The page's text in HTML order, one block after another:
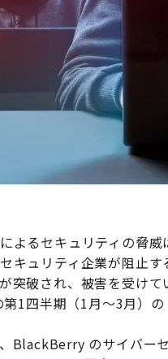
よるセキュリティの脅
キュリティ企業が阻止
突破され、被害を受け
1四半期（1月～3月）
BlackBerry のサイバー